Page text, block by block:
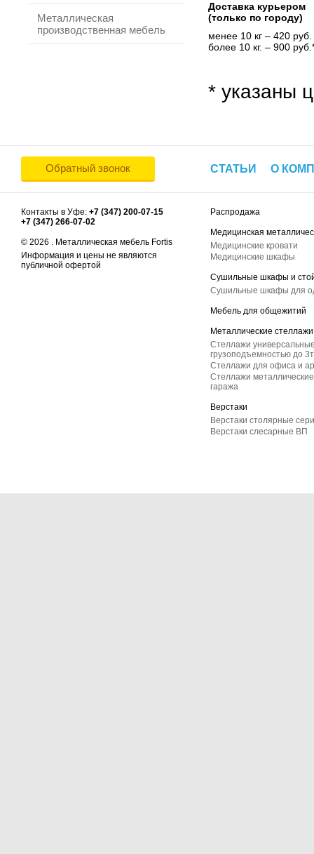
Металлическая
производственная мебель
Доставка курьером
(только по городу)
менее 10 кг – 420 руб.
более 10 кг. – 900
* указаны
Обратный звонок СТАТЬИ О
Контакты в Уфе: +7 (347) 200-07-15
+7 (347) 266-07-02
© 2026 . Металлическая мебель Fortis
Информация и цены не являются
публичной офертой
Распродажа
Медицинская
Медицинские кровати
Медицинские шкафы
Сушильные шкафы и
Сушильные шкафы для
Мебель для общежитий
Металлические стеллажи
Стеллажи
грузоподъемностью до
Стеллажи для офиса и
Стеллажи
гаража
Верстаки
Верстаки столярные
Верстаки слесарные ВП